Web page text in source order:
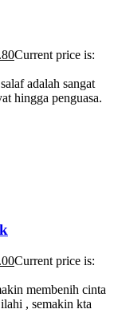
Current price is:
adalah sangat
hingga penguasa.
Current price is:
membenih cinta
, semakin kta